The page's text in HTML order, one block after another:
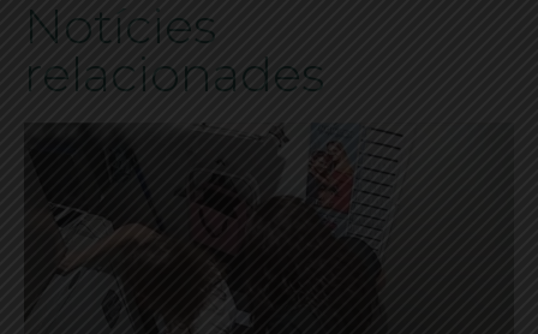
Notícies
relacionades